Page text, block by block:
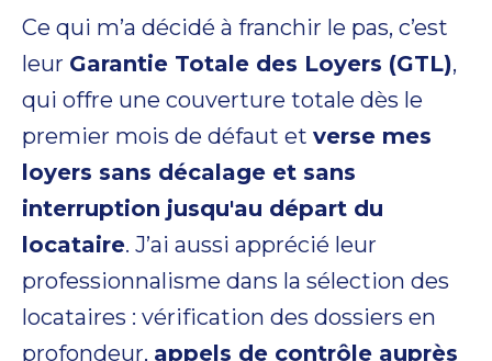
Ce qui m’a décidé à franchir le pas, c’est
leur Garantie Totale des Loyers (GTL),
qui offre une couverture totale dès le
premier mois de défaut et verse mes
loyers sans décalage et sans
interruption jusqu'au départ du
locataire. J’ai aussi apprécié leur
professionnalisme dans la sélection des
locataires : vérification des dossiers en
profondeur, appels de contrôle auprès